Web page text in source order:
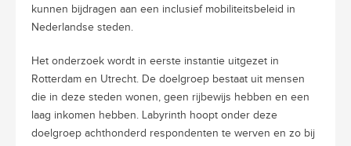
kunnen bijdragen aan een inclusief mobiliteitsbeleid in
Nederlandse steden.
Het onderzoek wordt in eerste instantie uitgezet in
Rotterdam en Utrecht. De doelgroep bestaat uit mensen
die in deze steden wonen, geen rijbewijs hebben en een
laag inkomen hebben. Labyrinth hoopt onder deze
doelgroep achthonderd respondenten te werven en zo bij